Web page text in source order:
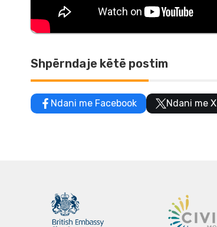
Shpërndaje këtë postim
Ndani me Facebook Ndani me X